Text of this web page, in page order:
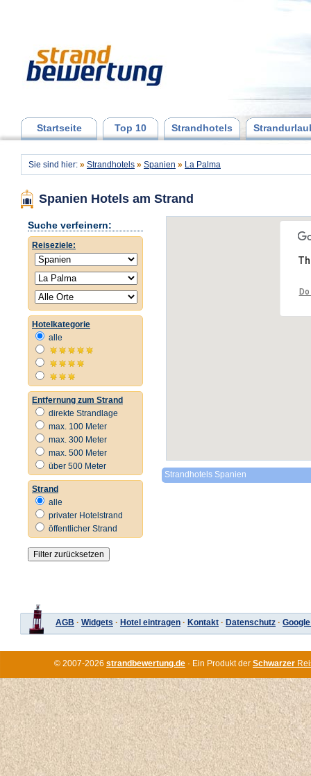
Startseite Top 10 Strandhotels
Sie sind hier: » Strandhotels » Spanien » La Palma
Spanien Hotels am Strand
Suche verfeinern:
Reiseziele:
Hotelkategorie
alle
Entfernung zum Strand
direkte Strandlage
max. 100 Meter
max. 300 Meter
max. 500 Meter
über 500 Meter
Strand
alle
privater Hotelstrand
öffentlicher Strand
Strandhotels Spanien
AGB · Widgets · Hotel eintragen · Kontakt · Datenschutz ·
© 2007-2026 strandbewertung.de · Ein Produkt der Schwarzer